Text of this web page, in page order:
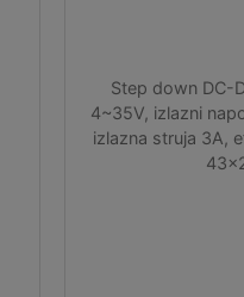
Step down DC-
4~35V, izlazni
izlazna struja 3A,